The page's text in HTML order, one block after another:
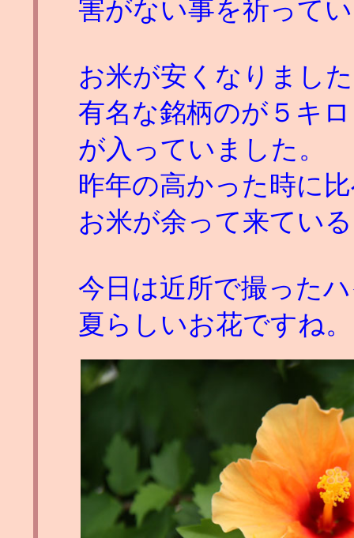
害がない事を祈って
お米が安くなりまし
有名な銘柄のが５キ
が入っていました。
昨年の高かった時に
お米が余って来てい
今日は近所で撮った
夏らしいお花ですね。